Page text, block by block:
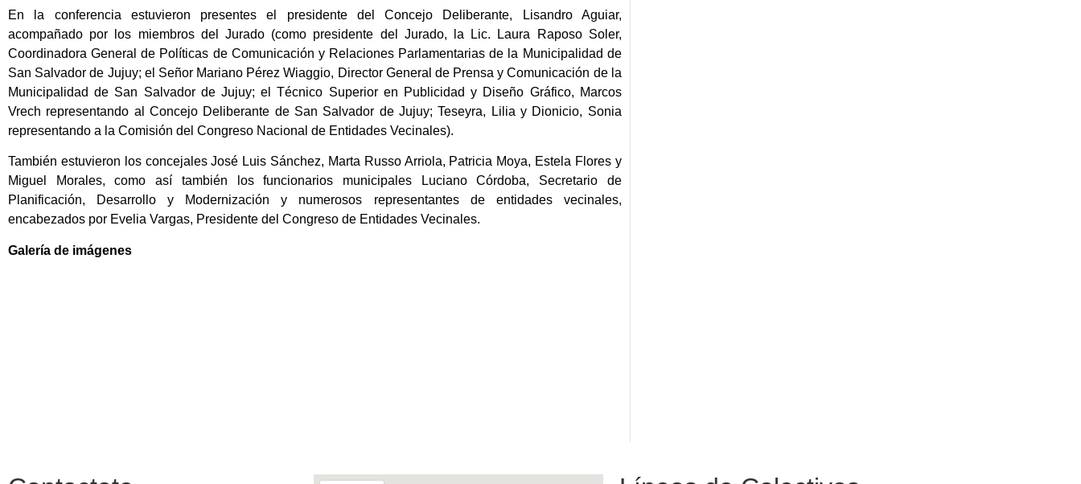
En la conferencia estuvieron presentes el presidente del Concejo Deliberante, Lisandro Aguiar,
acompañado por los miembros del Jurado (como presidente del Jurado, la Lic. Laura Raposo Soler,
Coordinadora General de Políticas de Comunicación y Relaciones Parlamentarias de la Municipalidad de
San Salvador de Jujuy; el Señor Mariano Pérez Wiaggio, Director General de Prensa y Comunicación de la
Municipalidad de San Salvador de Jujuy; el Técnico Superior en Publicidad y Diseño Gráfico, Marcos
Vrech representando al Concejo Deliberante de San Salvador de Jujuy; Teseyra, Lilia y Dionicio, Sonia
representando a la Comisión del Congreso Nacional de Entidades Vecinales).
También estuvieron los concejales José Luis Sánchez, Marta Russo Arriola, Patricia Moya, Estela Flores y
Miguel Morales, como así también los funcionarios municipales Luciano Córdoba, Secretario de
Planificación, Desarrollo y Modernización y numerosos representantes de entidades vecinales,
encabezados por Evelia Vargas, Presidente del Congreso de Entidades Vecinales.
Galería de imágenes